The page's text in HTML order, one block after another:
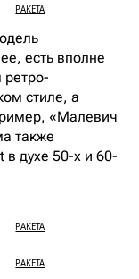
РAKETA
есть вполне
стиле, а
«Малевич
также
в духе 50-х и 60-
РAKETA
РAKETA